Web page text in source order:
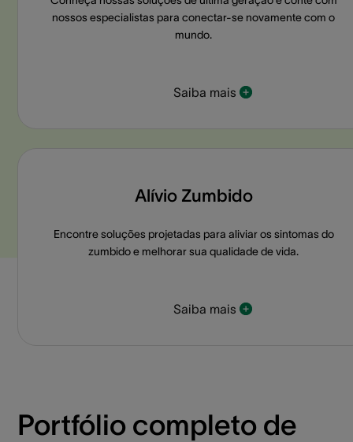
nossos especialistas para conectar-se novamente com o
mundo.
Saiba mais
Alívio Zumbido
Encontre soluções projetadas para aliviar os sintomas do
zumbido e melhorar sua qualidade de vida.
Saiba mais
Portfólio completo de